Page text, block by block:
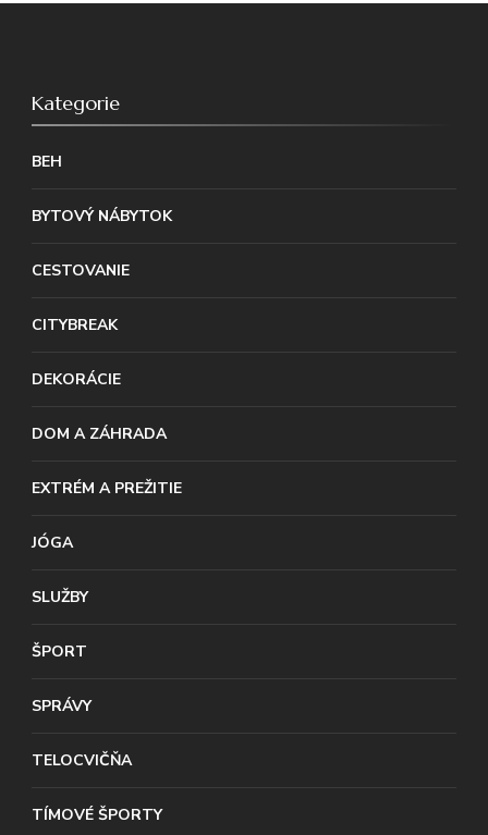
Kategorie
BEH
BYTOVÝ NÁBYTOK
CESTOVANIE
CITYBREAK
DEKORÁCIE
DOM A ZÁHRADA
EXTRÉM A PREŽITIE
JÓGA
SLUŽBY
ŠPORT
SPRÁVY
TELOCVIČŇA
TÍMOVÉ ŠPORTY